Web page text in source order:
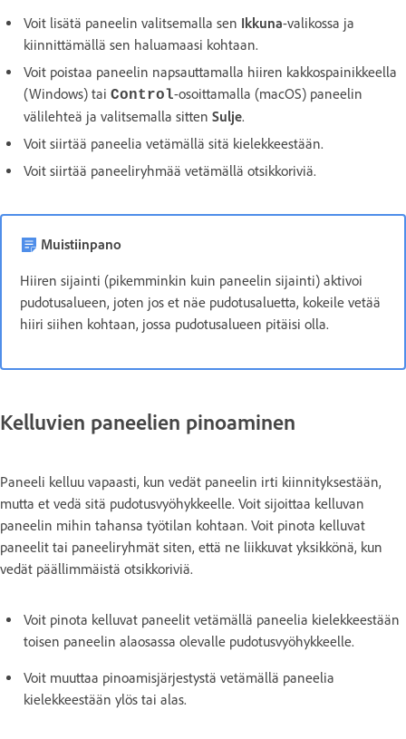
Voit lisätä paneelin valitsemalla sen Ikkuna-valikossa ja
kiinnittämällä sen haluamaasi kohtaan.
Voit poistaa paneelin napsauttamalla hiiren kakkospainikkeella
(Windows) tai Control-osoittamalla (macOS) paneelin
välilehteä ja valitsemalla sitten Sulje.
Voit siirtää paneelia vetämällä sitä kielekkeestään.
Voit siirtää paneeliryhmää vetämällä otsikkoriviä.
Muistiinpano
Hiiren sijainti (pikemminkin kuin paneelin sijainti) aktivoi
pudotusalueen, joten jos et näe pudotusaluetta, kokeile vetää
hiiri siihen kohtaan, jossa pudotusalueen pitäisi olla.
Kelluvien paneelien pinoaminen
Paneeli kelluu vapaasti, kun vedät paneelin irti kiinnityksestään,
mutta et vedä sitä pudotusvyöhykkeelle. Voit sijoittaa kelluvan
paneelin mihin tahansa työtilan kohtaan. Voit pinota kelluvat
paneelit tai paneeliryhmät siten, että ne liikkuvat yksikkönä, kun
vedät päällimmäistä otsikkoriviä.
Voit pinota kelluvat paneelit vetämällä paneelia kielekkeestään
toisen paneelin alaosassa olevalle pudotusvyöhykkeelle.
Voit muuttaa pinoamisjärjestystä vetämällä paneelia
kielekkeestään ylös tai alas.